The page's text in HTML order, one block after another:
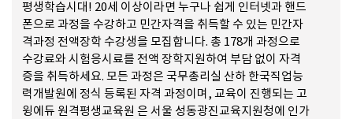
평생학습시대! 20세 이상이라면 누구나 쉽게 인터넷과 핸드
폰으로 과정을 수강하고 민간자격을 취득할 수 있는 민간자
격과정 전액장학 수강생을 모집합니다. 총 178개 과정으로
수강료와 시험응시료를 전액 장학지원하여 부담 없이 자격
증을 취득하세요. 모든 과정은 국무총리실 산하 한국직업능
력개발원에 정식 등록된 자격 과정이며, 교육이 진행되는 고
윙에듀 원격평생교육원 은 서울 성동광진교육지원청에 인가